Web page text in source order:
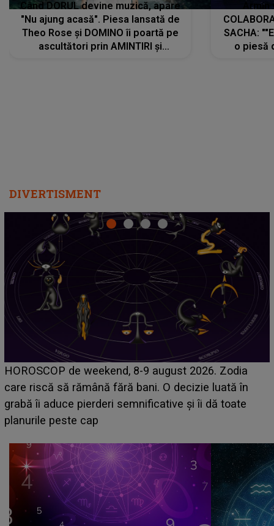
Când DORUL devine muzică, apare
"Nu ajung acasă". Piesa lansată de
Theo Rose și DOMINO îi poartă pe
ascultători prin AMINTIRI și
SACHA:
o piesă
DIVERTISMENT
Emanuel a ținut ACEST DETALIU ASCUNS până
acum! În fața Alexandrei, concurentul din Casa Iubirii
face o MĂRTURISIRE NEAȘTEPTATĂ despre mama
sa: "I-am spus și ei în față, eu nu te iubesc pentru